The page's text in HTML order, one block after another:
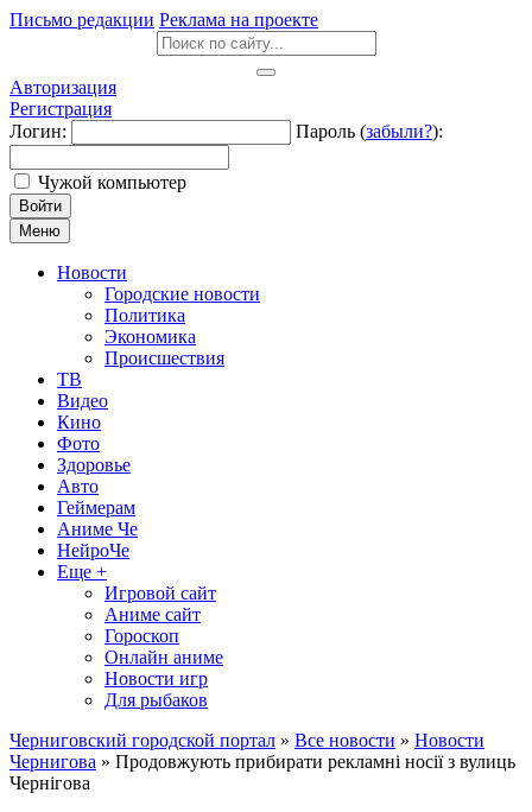
Письмо редакции Реклама на проекте
Авторизация
Регистрация
Логин:
Пароль (забыли?):
Чужой компьютер
Войти
Меню
Новости
Городские новости
Политика
Экономика
Происшествия
ТВ
Видео
Кино
Фото
Здоровье
Авто
Геймерам
Аниме Че
НейроЧе
Еще +
Игровой сайт
Аниме сайт
Гороскоп
Онлайн аниме
Новости игр
Для рыбаков
Черниговский городской портал » Все новости » Новости
Чернигова » Продовжують прибирати рекламні носії з вулиць
Чернігова